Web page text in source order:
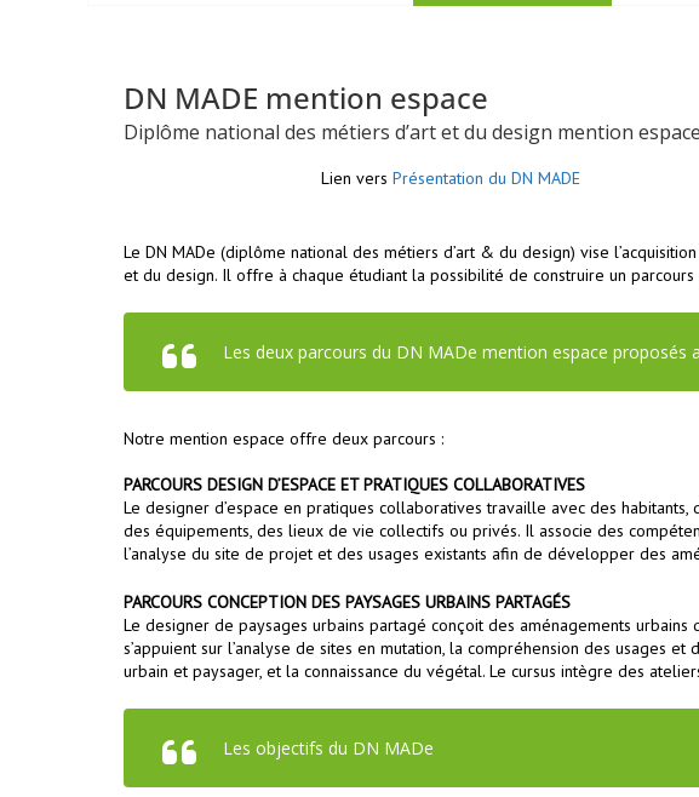
DN MADE mention espace
Diplôme national des métiers d’art et du design mention espace
Lien vers Présentation du DN MADE
Le DN MADe (diplôme national des métiers d’art & du design) vise
et du design. Il offre à chaque étudiant la possibilité de construire un
Les deux parcours du DN MADe mention espace proposés
Notre mention espace offre deux parcours :
PARCOURS DESIGN D’ESPACE ET PRATIQUES COLLABORATIVES
Le designer d’espace en pratiques collaboratives travaille avec des
des équipements, des lieux de vie collectifs ou privés. Il associe des
l’analyse du site de projet et des usages existants afin de développer des
PARCOURS CONCEPTION DES PAYSAGES URBAINS PARTAGÉS
Le designer de paysages urbains partagé conçoit des aménagements
s’appuient sur l’analyse de sites en mutation, la compréhension des usages
urbain et paysager, et la connaissance du végétal. Le cursus intègre des
Les objectifs du DN MADe